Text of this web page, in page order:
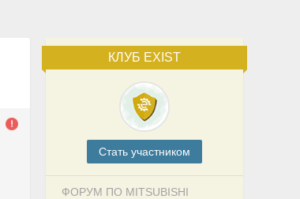
КЛУБ EXIST
Cтать участником
ФОРУМ ПО MITSUBISHI